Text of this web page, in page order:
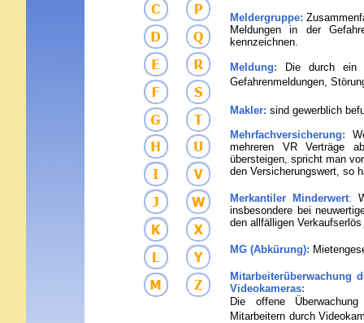
Meldergruppe:
Meldungen in der
kennzeichnen.
Meldung:
Die durch ein
Gefahrenmeldungen,
Makler: sind gewerblich
Mehrfachversicherung:
mehreren VR Verträge
übersteigen, spricht man
den Versicherungswert, so
Merkantiler Minderwert:
insbesondere bei
den allfälligen
MG (Abkürung):
Mitarbeiterüberwachung
Videokameras:
Die offene
Mitarbeitern durch